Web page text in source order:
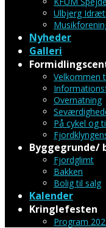
Ulbjerg
Nyheder
Galleri
Velkommen
Overnatning
På cykel og
Byggegrunde/
Fjordglimt
Bakken
Bolig til salg
Kalender
Kringlefesten
Program